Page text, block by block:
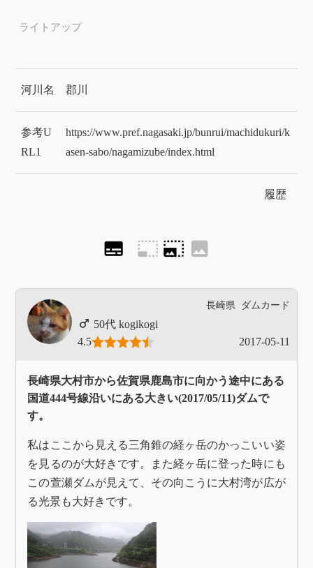
ライトアップ
河川名 郡川
参考U
RL1
https://www.pref.nagasaki.jp/bunrui/machidukuri/k
asen-sabo/nagamizube/index.html
履歴
subtitles photo_size_select_small photo_size_select_large image
長崎県 ダムカード
kogikogi
4.5
2017-05-11
長崎県大村市から佐賀県鹿島市に向かう途中にある
国道444号線沿いにある大きい(2017/05/11)ダムで
す。
私はここから見える三角錐の経ヶ岳のかっこいい姿
を見るのが大好きです。また経ヶ岳に登った時にも
この萱瀬ダムが見えて、その向こうに大村湾が広が
る光景も大好きです。